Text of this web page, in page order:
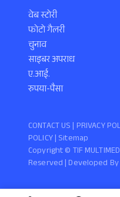
वेब स्टोरी
फोटो गैलरी
चुनाव
साइबर अपराध
ए.आई.
रुपया-पैसा
Copyright ©️ TIF
Reserved | Developed By
CONTACT US | PRIVACY
POLICY| Sitemap